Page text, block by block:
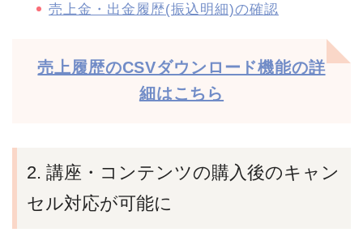
売上金・出金履歴(振込明細)の確認
売上履歴のCSVダウンロード機能の詳
細はこちら
2. 講座・コンテンツの購入後のキャン
セル対応が可能に